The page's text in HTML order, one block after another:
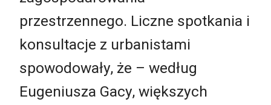
przestrzennego. Liczne spotkania i
konsultacje z urbanistami
spowodowały, że – według
Eugeniusza Gacy, większych